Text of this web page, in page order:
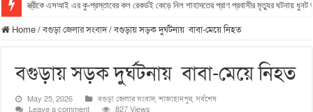
স্ত্রীকে এসআই এর কু-প্রস্তাবের কল রেকর্ডই কেড়ে নিল শাহাদতের প্রাণ প্রবাসীর মৃত্যুর ঘটনায় ধুনট
Home/বগুড়া জেলার সংবাদ/বগুড়ায় সড়ক দুর্ঘটনায় বাবা-মেয়ে নিহত
বগুড়ায় সড়ক দুর্ঘটনায় বাবা-মেয়ে নিহত
May 25, 2026 বগুড়া জেলার সংবাদ,শাজাহানপুর,সর্বশেষ
Leave a comment
827 Views